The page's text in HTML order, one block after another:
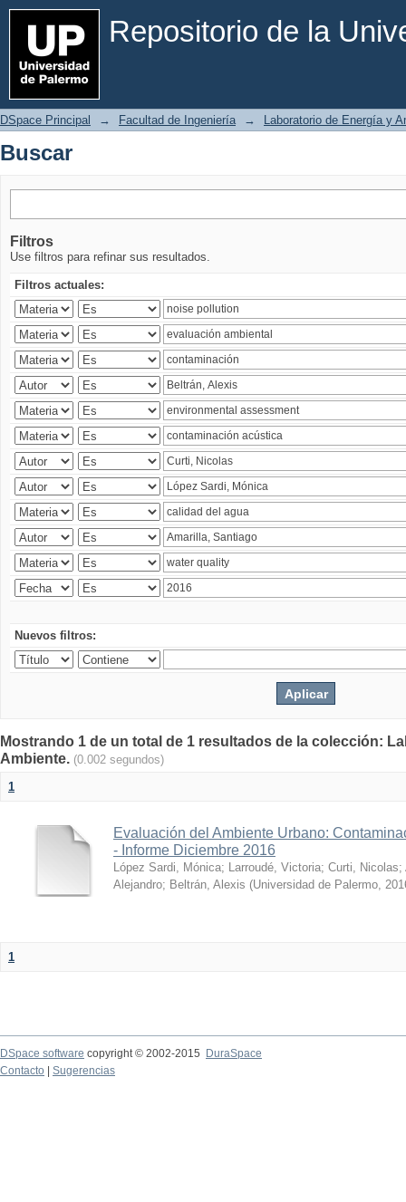
Repositorio de la
Buscar
DSpace Principal → Facultad de Ingeniería → Laboratorio de Energía y
Buscar
Filtros
Use filtros para refinar sus resultados.
Filtros actuales:
Nuevos filtros:
Mostrando 1 de un total de 1 resultados de la colección:
Ambiente. (0.002 segundos)
1
Evaluación del Ambiente Urbano:
- Informe Diciembre 2016
López Sardi, Mónica; Larroudé, Victoria; Curti, Nicolas;
Alejandro; Beltrán, Alexis (Universidad de Palermo,
1
DSpace software copyright © 2002-2015
DuraSpace
Contacto
Sugerencias